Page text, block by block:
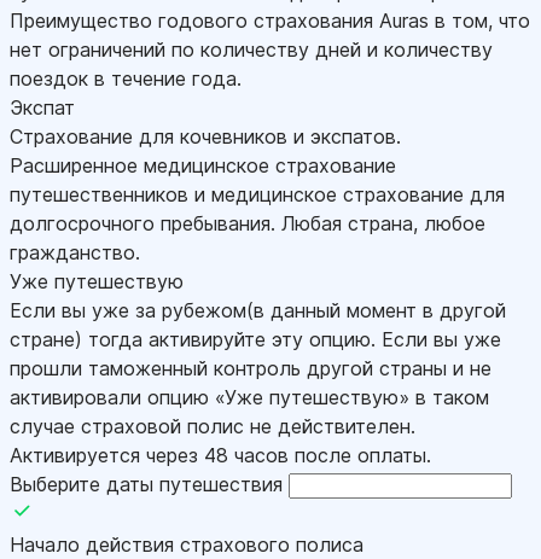
Преимущество годового страхования Auras в том, что
нет ограничений по количеству дней и количеству
поездок в течение года.
Экспат
Страхование для кочевников и экспатов.
Расширенное медицинское страхование
путешественников и медицинское страхование для
долгосрочного пребывания. Любая страна, любое
гражданство.
Уже путешествую
Если вы уже за рубежом(в данный момент в другой
стране) тогда активируйте эту опцию. Если вы уже
прошли таможенный контроль другой страны и не
активировали опцию «Уже путешествую» в таком
случае страховой полис не действителен.
Активируется через 48 часов после оплаты.
Выберите даты путешествия
Начало действия страхового полиса